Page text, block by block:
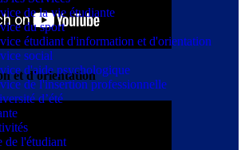
de la vie étudiante
du sport
étudiant d'information et d'orientation
social
d'aide psychologique
de l'insertion professionnelle
d’été
de l'étudiant
et d'orientation